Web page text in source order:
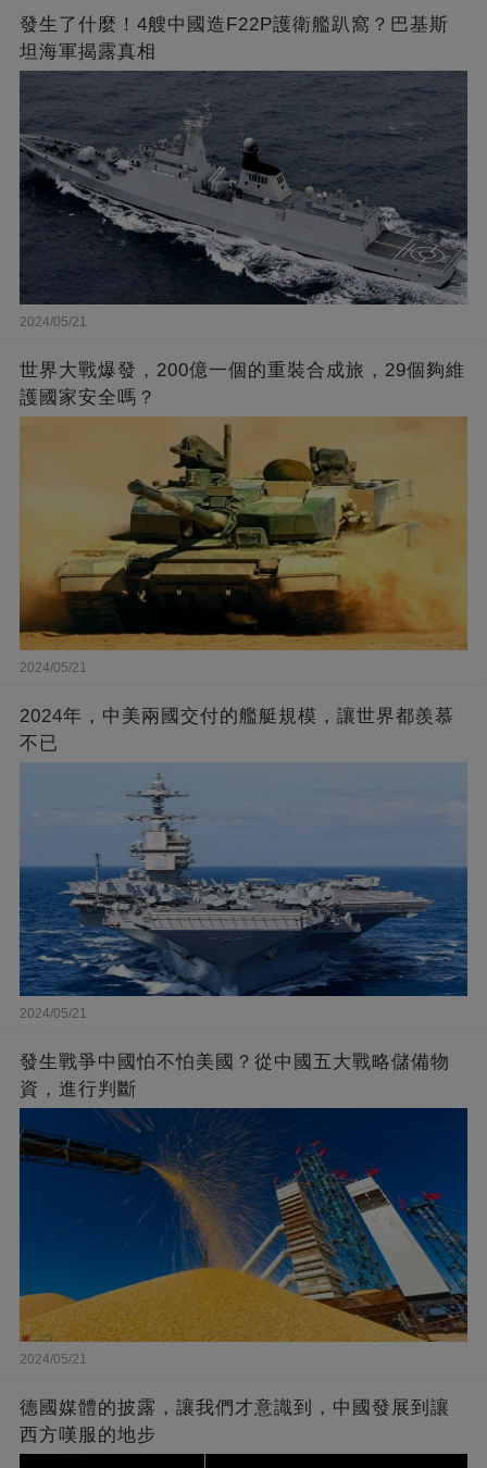
發生了什麼！4艘中國造F22P護衛艦趴窩？巴基斯
坦海軍揭露真相
2024/05/21
世界大戰爆發，200億一個的重裝合成旅，29個夠維
護國家安全嗎？
2024/05/21
2024年，中美兩國交付的艦艇規模，讓世界都羨慕
不已
2024/05/21
發生戰爭中國怕不怕美國？從中國五大戰略儲備物
資，進行判斷
2024/05/21
德國媒體的披露，讓我們才意識到，中國發展到讓
西方嘆服的地步